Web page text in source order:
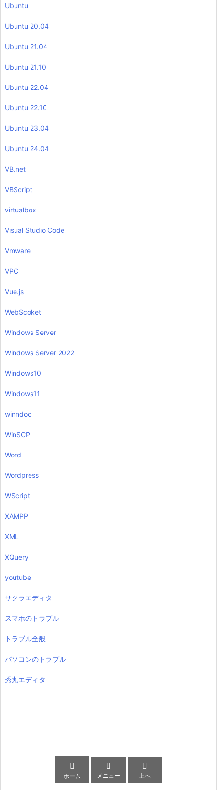
Ubuntu
Ubuntu 20.04
Ubuntu 21.04
Ubuntu 21.10
Ubuntu 22.04
Ubuntu 22.10
Ubuntu 23.04
Ubuntu 24.04
VB.net
VBScript
virtualbox
Visual Studio Code
Vmware
VPC
Vue.js
WebScoket
Windows Server
Windows Server 2022
Windows10
Windows11
winndoo
WinSCP
Word
Wordpress
WScript
XAMPP
XML
XQuery
youtube
サクラエディタ
スマホのトラブル
トラブル全般
パソコンのトラブル
秀丸エディタ

ホーム

メニュー

上へ